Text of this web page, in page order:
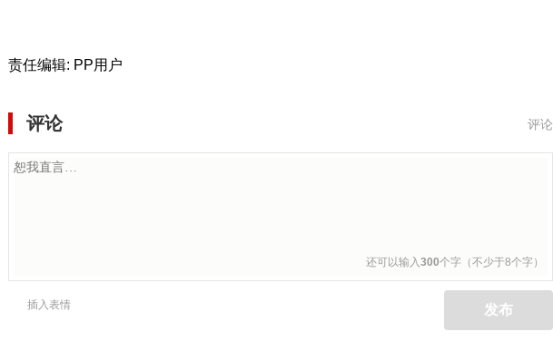
责任编辑: PP用户
评论 评论
还可以输入300个字（不少于8个字）
发布
插入表情